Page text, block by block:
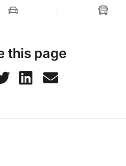
this page